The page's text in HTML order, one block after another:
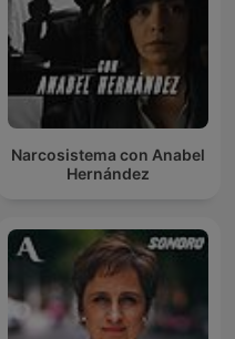
Narcosistema con Anabel
Hernández